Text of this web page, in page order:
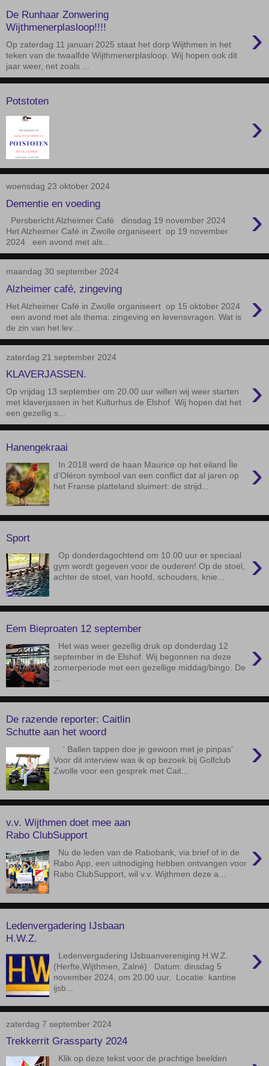
De Runhaar Zonwering
Wijthmenerplasloop!!!!
›
Op zaterdag 11 januari 2025 staat het dorp Wijthmen in het
teken van de twaalfde Wijthmenerplasloop. Wij hopen ook dit
jaar weer, net zoals ...
Potstoten
›
woensdag 23 oktober 2024
Dementie en voeding ›
Persbericht Alzheimer Café dinsdag 19 november 2024
Het Alzheimer Café in Zwolle organiseert op 19 november
2024 een avond met als...
maandag 30 september 2024
Alzheimer café, zingeving ›
Het Alzheimer Café in Zwolle organiseert op 15 oktober 2024
een avond met als thema: zingeving en levensvragen. Wat is
de zin van het lev...
zaterdag 21 september 2024
KLAVERJASSEN. ›
Op vrijdag 13 september om 20.00 uur willen wij weer starten
met klaverjassen in het Kulturhus de Elshof. Wij hopen dat het
een gezellig s...
Hanengekraai
›
In 2018 werd de haan Maurice op het eiland Île
d’Oléron symbool van een conflict dat al jaren op
het Franse platteland sluimert: de strijd...
Sport
›
Op donderdagochtend om 10.00 uur er speciaal
gym wordt gegeven voor de ouderen! Op de stoel,
achter de stoel, van hoofd, schouders, knie...
Eem Bieproaten 12 september
›
Het was weer gezellig druk op donderdag 12
september in de Elshof. Wij begonnen na deze
zomerperiode met een gezellige middag/bingo. De
De razende reporter: Caitlin
Schutte aan het woord
›
‘ Ballen tappen doe je gewoon met je pinpas’
Voor dit interview was ik op bezoek bij Golfclub
Zwolle voor een gesprek met Cait...
v.v. Wijthmen doet mee aan
Rabo ClubSupport
›
Nu de leden van de Rabobank, via brief of in de
Rabo App, een uitnodiging hebben ontvangen voor
Rabo ClubSupport, wil v.v. Wijthmen deze a...
Ledenvergadering IJsbaan
H.W.Z.
›
Ledenvergadering IJsbaanvereniging H.W.Z.
(Herfte,Wijthmen, Zalné) Datum: dinsdag 5
november 2024, om 20.00 uur. Locatie: kantine
ijsb...
zaterdag 7 september 2024
Trekkerrit Grassparty 2024
Klik op deze tekst voor de prachtige beelden